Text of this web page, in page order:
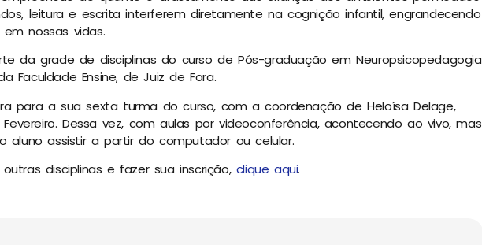
leitura e escrita interferem diretamente na cognição infantil, engrandecendo
nossas vidas.
da grade de disciplinas do curso de Pós-graduação em Neuropsicopedagogia
Faculdade Ensine, de Juiz de Fora.
para a sua sexta turma do curso, com a coordenação de Heloísa Delage,
Dessa vez, com aulas por videoconferência, acontecendo ao vivo, mas
aluno assistir a partir do computador ou celular.
disciplinas e fazer sua inscrição, clique aqui.